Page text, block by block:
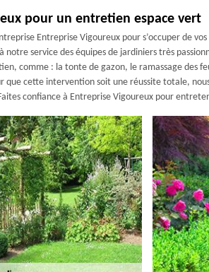
pour un entretien espace vert
Entreprise Vigoureux pour s’occuper de
notre service des équipes de jardiniers très
comme : la tonte de gazon, le ramassage des
que cette intervention soit une réussite totale,
confiance à Entreprise Vigoureux pour